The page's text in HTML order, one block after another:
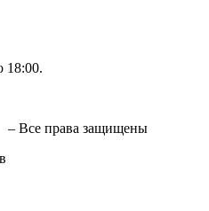
18:00.
– Все права защищены